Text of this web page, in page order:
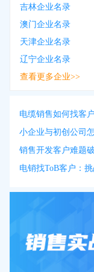
吉林企业名录
澳门企业名录
天津企业名录
辽宁企业名录
查看更多企业>>
电缆销售如何找客
小企业与初创公司
销售开发客户难题
电销找ToB客户：